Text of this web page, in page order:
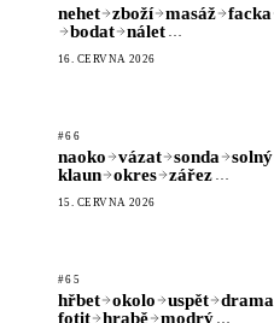
nehet zboží masáž facka
bodat
nálet …
16. ČERVNA 2026
#66
naoko vázat sonda solný
klaun
okres zářez …
15. ČERVNA 2026
#65
hřbet okolo uspět drama
fotit
hrabě modrý …